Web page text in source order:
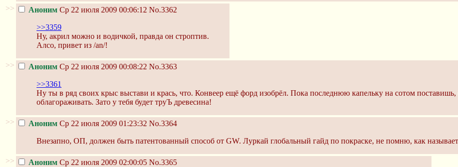
>> Аноним Ср 22 июля 2009 00:06:12 No.3362
>>3359
Ну, акрил можно и водичкой, правда он строптив.
Алсо, привет из /an/!
>> Аноним Ср 22 июля 2009 00:08:22 No.3363
>>3361
Ну ты в ряд своих крыс выстави и крась, что. Конвеер ещё форд изобрёл. Пока последнюю капельку на сотом
облагораживать. Зато у тебя будет труЪ древесина!
>> Аноним Ср 22 июля 2009 01:23:32 No.3364
Внезапно, ОП, должен быть патентованный способ от GW. Луркай глобальный гайд по покраске, не помню, как
>> Аноним Ср 22 июля 2009 02:00:05 No.3365